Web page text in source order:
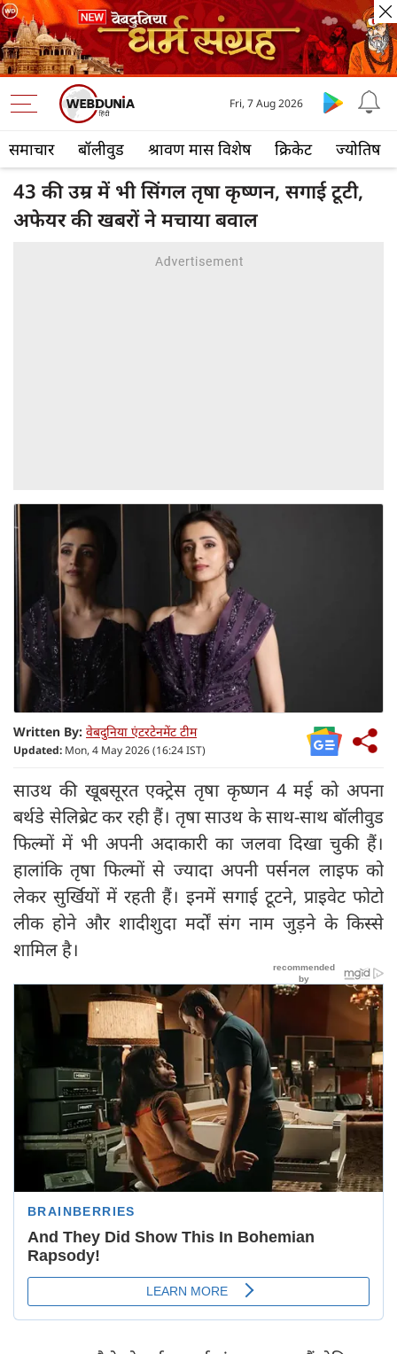
समाचार बॉलीवुड श्रावण मास विशेष क्रिकेट ज्योतिष
Fri, 7 Aug 2026
43 की उम्र में भी सिंगल तृषा कृष्णन, सगाई टूटी,
अफेयर की खबरों ने मचाया बवाल
Written By: वेबदुनिया एंटरटेनमेंट टीम
Updated: Mon, 4 May 2026 (16:24 IST)
साउथ की खूबसूरत एक्ट्रेस तृषा कृष्णन 4 मई को अपना
बर्थडे सेलिब्रेट कर रही हैं। तृषा साउथ के साथ-साथ बॉलीवुड
फिल्मों में भी अपनी अदाकारी का जलवा दिखा चुकी हैं।
हालांकि तृषा फिल्मों से ज्यादा अपनी पर्सनल लाइफ को
लेकर सुर्खियों में रहती हैं। इनमें सगाई टूटने, प्राइवेट फोटो
लीक होने और शादीशुदा मर्दों संग नाम जुड़ने के किस्से
शामिल है।